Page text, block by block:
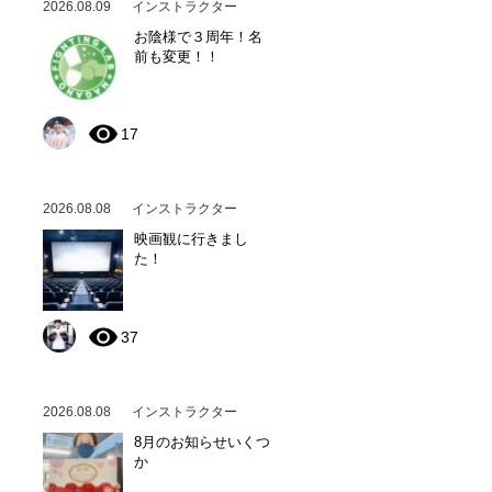
2026.08.09 インストラクター
お陰様で３周年！名
前も変更！！
17
2026.08.08 インストラクター
映画観に行きまし
た！
37
2026.08.08 インストラクター
8月のお知らせいくつ
か